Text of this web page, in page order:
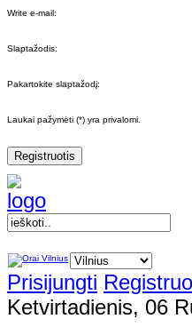
Write e-mail:
Slaptažodis:
Pakartokite slaptažodį:
Laukai pažymėti (*) yra privalomi.
Registruotis
Prisijungti
Ketvirtadienis, 06